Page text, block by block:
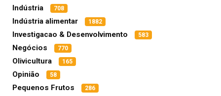
Indústria 708
Indústria alimentar 1882
Investigacao & Desenvolvimento 583
Negócios 770
Olivicultura 165
Opinião 58
Pequenos Frutos 286